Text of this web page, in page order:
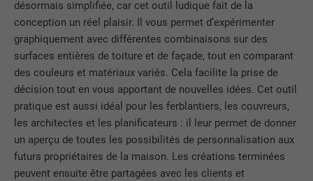
désormais simplifiée, car cet outil ludique fait de la
conception un réel plaisir. Il vous permet d’expérimenter
graphiquement avec différentes combinaisons sur des
surfaces entières de toiture et de façade, tout en comparant
des couleurs et matériaux variés. Cela facilite la prise de
décision tout en vous apportant de nouvelles idées. Cet outil
pratique est aussi idéal pour les ferblantiers, les couvreurs,
les architectes et les planificateurs : il leur permet de donner
un aperçu de toutes les possibilités de personnalisation aux
futurs propriétaires de la maison. Les créations terminées
peuvent ensuite être partagées avec les clients et